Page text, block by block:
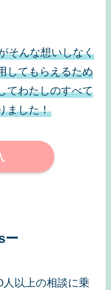
そんな想いしなく
してもらえるため
てわたしのすべて
ました！
ー
以上の相談に乗